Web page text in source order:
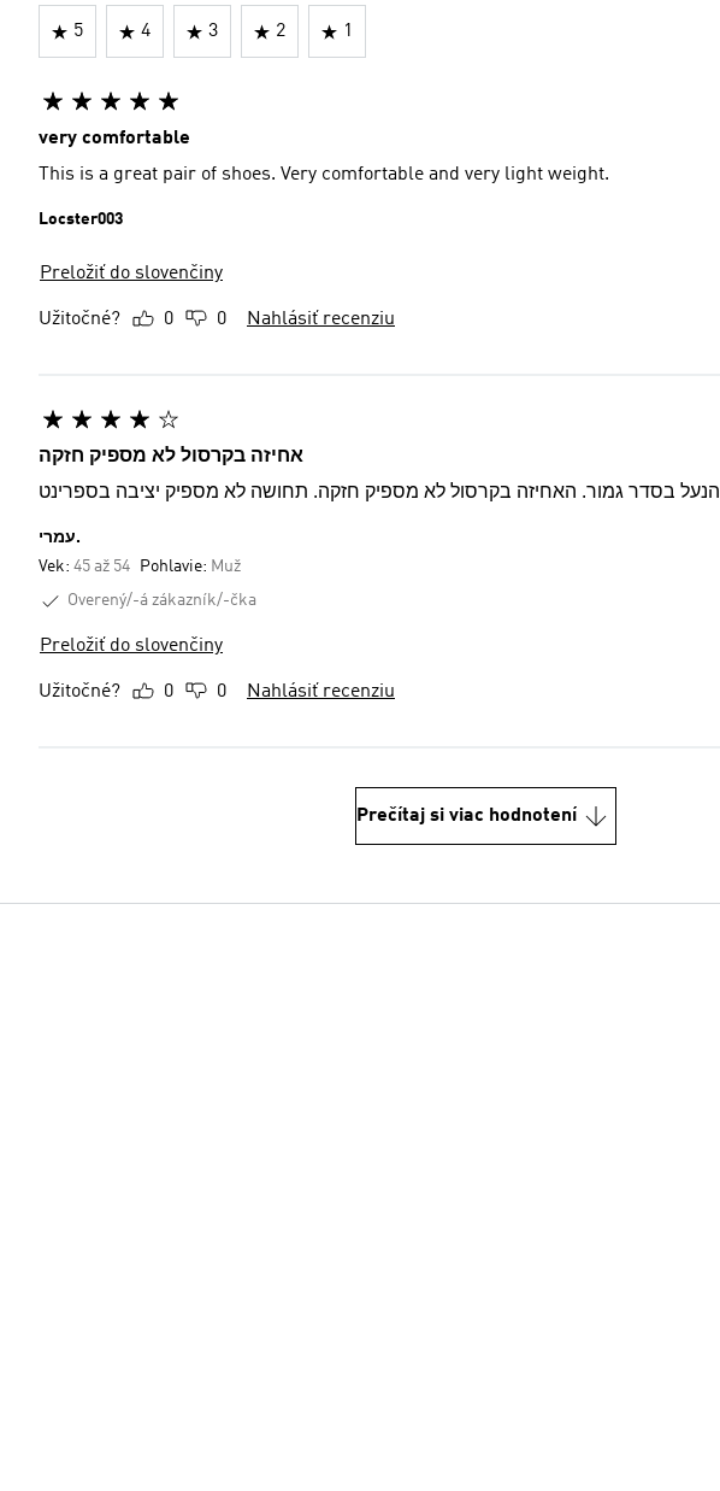
5 4 3 2 1
very comfortable
This is a great pair of shoes. Very comfortable and very light weight.
Locster003
Preložiť do slovenčiny
Užitočné? 0 0 Nahlásiť recenziu
אחיזה בקרסול לא מספיק חזקה
הנעל בסדר גמור. האחיזה בקרסול לא מספיק חזקה. תחושה לא מספיק יציבה בספרינט
עמרי.
Vek: 45 až 54 Pohlavie: Muž
Overený/-á zákazník/-čka
Preložiť do slovenčiny
Užitočné? 0 0 Nahlásiť recenziu
Prečítaj si viac hodnotení